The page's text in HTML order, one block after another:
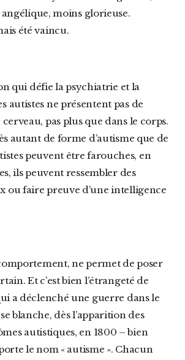
angélique, moins glorieuse.
été vaincu.
autistes ne présentent pas de
cerveau, pas plus que dans le corps.
autant de forme d’autisme que de
peuvent être farouches, en
ils peuvent ressembler des
ou faire preuve d’une intelligence
Et c’est bien l’étrangeté de
a déclenché une guerre dans le
blanche, dèsl’apparition des
autistiques, en 1800 –bien
le nom « autisme ». Chacun